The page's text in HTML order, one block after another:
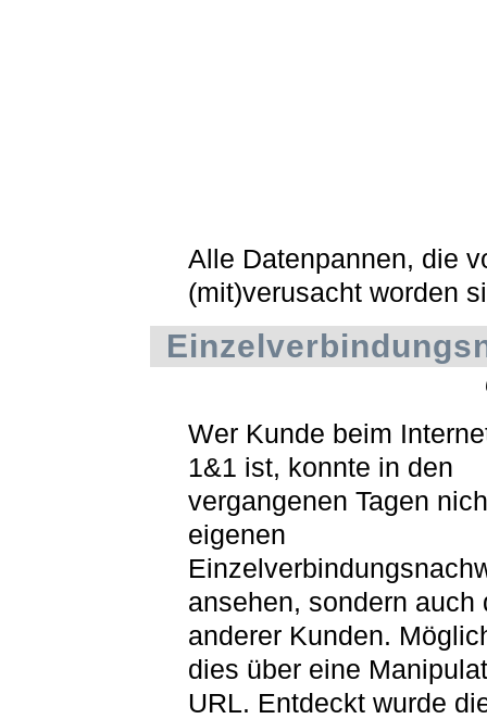
Alle Datenpannen, die
(mit)verusacht worden
Wer Kunde beim
1&1 ist, konnte in den
vergangenen Tagen
eigenen
ansehen, sondern auch
anderer Kunden.
dies über eine
URL. Entdeckt wurde